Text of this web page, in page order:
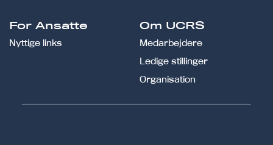
For Ansatte
Nyttige links
Om UCRS
Medarbejdere
Ledige stillinger
Organisation